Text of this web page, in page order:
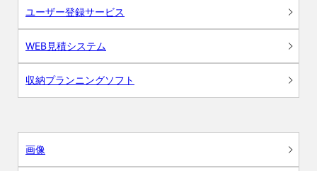
ユーザー登録サービス
WEB見積システム
収納プランニングソフト
画像